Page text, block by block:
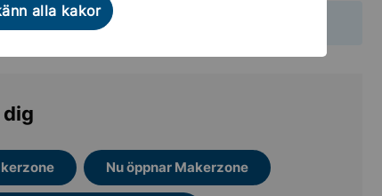
alla kakor
Nu öppnar Makerzone